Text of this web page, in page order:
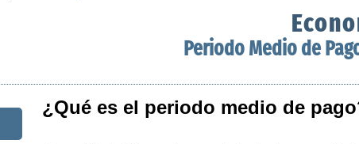
Periodo Medio de
¿Qué es el periodo medio de